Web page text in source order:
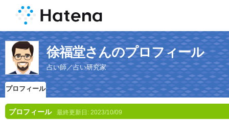
徐福堂さんのプロフィール
占い師／占い研究家
プロフィール
プロフィール 最終更新日: 2023/10/09